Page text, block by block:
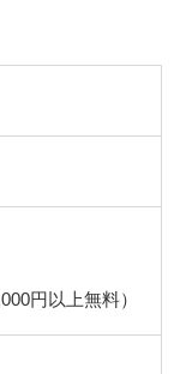
円以上無料）